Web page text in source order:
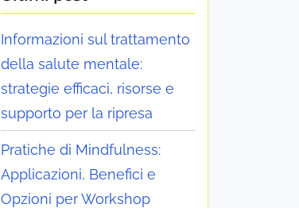
Informazioni sul trattamento
della salute mentale:
strategie efficaci, risorse e
supporto per la ripresa
Pratiche di Mindfulness:
Applicazioni, Benefici e
Opzioni per Workshop